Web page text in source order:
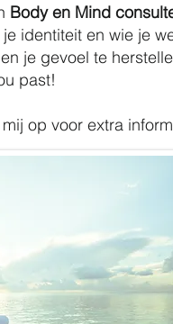
Body en Mind
identiteit en wie je
je gevoel te
past!
op voor extra